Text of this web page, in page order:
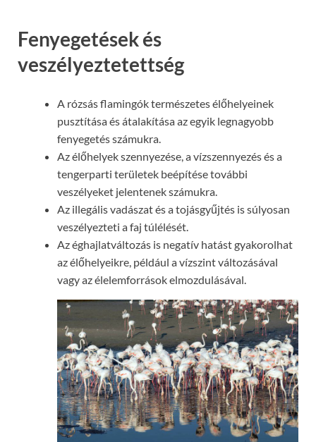
Fenyegetések és
veszélyeztetettség
A rózsás flamingók természetes élőhelyeinek
pusztítása és átalakítása az egyik legnagyobb
fenyegetés számukra.
Az élőhelyek szennyezése, a vízszennyezés és a
tengerparti területek beépítése további
veszélyeket jelentenek számukra.
Az illegális vadászat és a tojásgyűjtés is súlyosan
veszélyezteti a faj túlélését.
Az éghajlatváltozás is negatív hatást gyakorolhat
az élőhelyeikre, például a vízszint változásával
vagy az élelemforrások elmozdulásával.